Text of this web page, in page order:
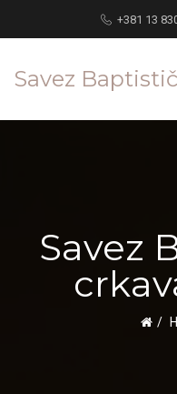
+381 13
Savez
Savez